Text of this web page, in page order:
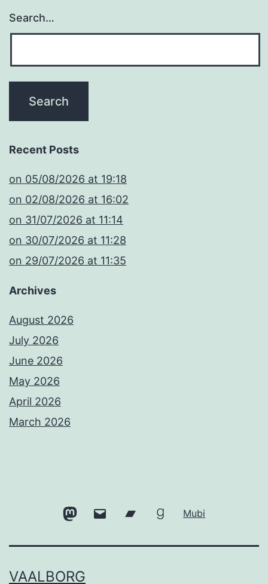
Search…
Recent Posts
​on 05/08/2026 at 19:18
​on 02/08/2026 at 16:02
​on 31/07/2026 at 11:14
​on 30/07/2026 at 11:28
​on 29/07/2026 at 11:35
Archives
August 2026
July 2026
June 2026
May 2026
April 2026
March 2026
MastodonEmail BandcampGoodreads
Mubi
VAALBORG